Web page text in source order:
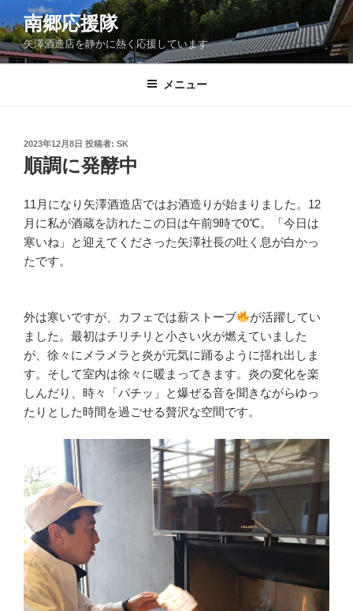
ン
テ
ン
南郷応援隊
矢澤酒造店を静かに熱く応援しています
メニュー
投
稿
日:
2023年12月8日 投稿者: SK
順調に発酵中
11月になり矢澤酒造店ではお酒造りが始まりました。12
月に私が酒蔵を訪れたこの日は午前9時で0℃。「今日は
寒いね」と迎えてくださった矢澤社長の吐く息が白かっ
たです。
外は寒いですが、カフェでは薪ストーブ
が活躍してい
ました。最初はチリチリと小さい火が燃えていました
が、徐々にメラメラと炎が元気に踊るように揺れ出しま
す。そして室内は徐々に暖まってきます。炎の変化を楽
しんだり、時々「パチッ」と爆ぜる音を聞きながらゆっ
たりとした時間を過ごせる贅沢な空間です。